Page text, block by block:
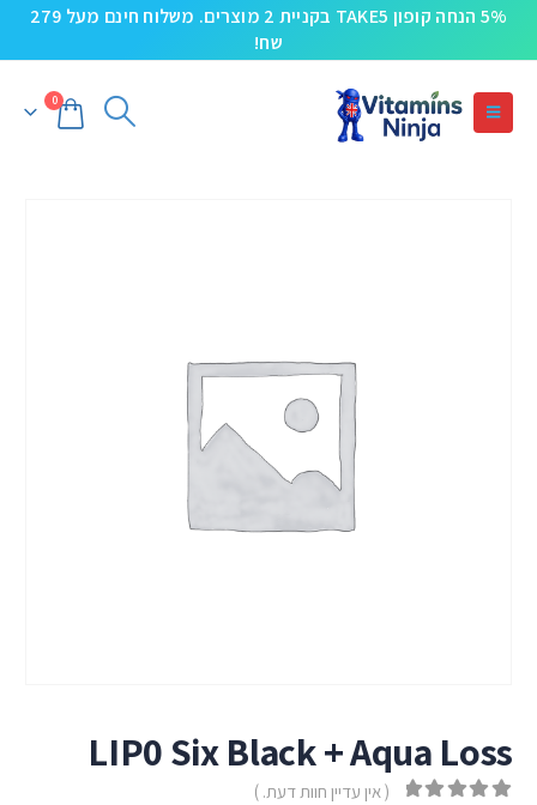
5% הנחה קופון TAKE5 בקניית 2 מוצרים. משלוח חינם מעל 279
שח!
0
LIP0 Six Black + Aqua Loss
( אין עדיין חוות דעת. )